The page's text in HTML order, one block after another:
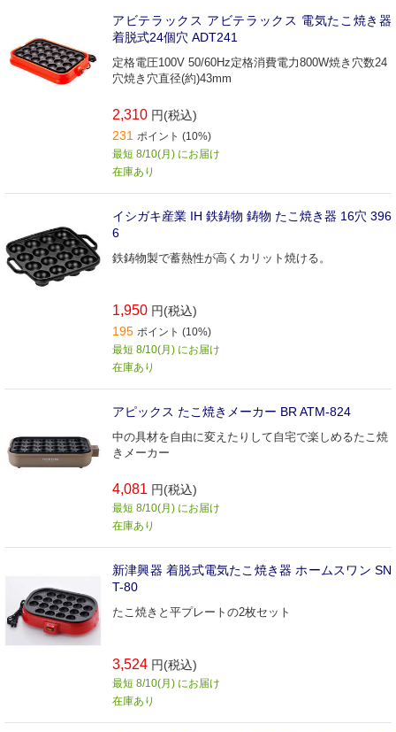
アビテラックス アビテラックス 電気たこ焼き器
着脱式24個穴 ADT241
定格電圧100V 50/60Hz定格消費電力800W焼き穴数24
穴焼き穴直径(約)43mm
2,310 円(税込)
231 ポイント (10%)
最短 8/10(月) にお届け
在庫あり
イシガキ産業 IH 鉄鋳物 鋳物 たこ焼き器 16穴 396
6
鉄鋳物製で蓄熱性が高くカリット焼ける。
1,950 円(税込)
195 ポイント (10%)
最短 8/10(月) にお届け
在庫あり
アピックス たこ焼きメーカー BR ATM-824
中の具材を自由に変えたりして自宅で楽しめるたこ焼
きメーカー
4,081 円(税込)
最短 8/10(月) にお届け
在庫あり
新津興器 着脱式電気たこ焼き器 ホームスワン SN
T-80
たこ焼きと平プレートの2枚セット
3,524 円(税込)
最短 8/10(月) にお届け
在庫あり